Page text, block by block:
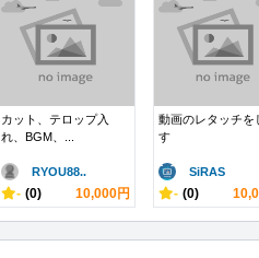
カット、テロップ入
れ、BGM、...
RYOU88..
- (0) 10,000円
動画のレタッチを
す
SiRAS
- (0)